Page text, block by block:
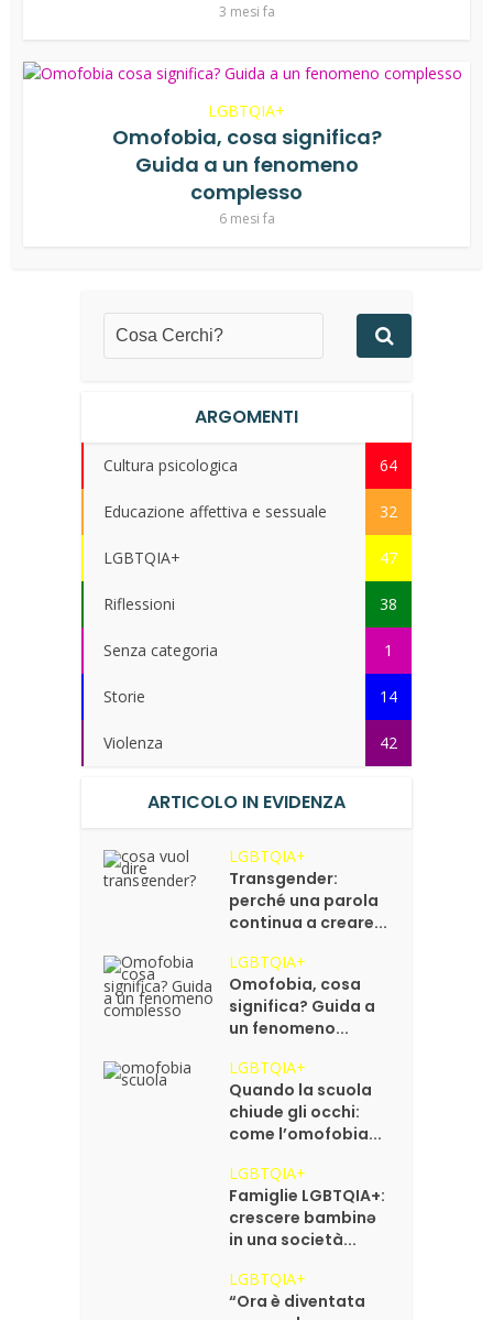
3 mesi fa
LGBTQIA+
Omofobia, cosa significa?
Guida a un fenomeno
complesso
6 mesi fa
ARGOMENTI
Cultura psicologica 64
Educazione affettiva e sessuale 32
LGBTQIA+ 47
Riflessioni 38
Senza categoria 1
Storie 14
Violenza 42
ARTICOLO IN EVIDENZA
LGBTQIA+
Transgender:
perché una parola
continua a creare...
LGBTQIA+
Omofobia, cosa
significa? Guida a
un fenomeno...
LGBTQIA+
Quando la scuola
chiude gli occhi:
come l’omofobia...
LGBTQIA+
Famiglie LGBTQIA+:
crescere bambinə
in una società...
LGBTQIA+
“Ora è diventata